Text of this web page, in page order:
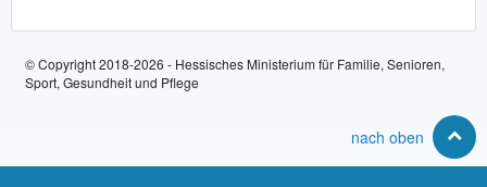
© Copyright 2018-2026 - Hessisches Ministerium für Familie, Senioren,
Sport, Gesundheit und Pflege
nach oben